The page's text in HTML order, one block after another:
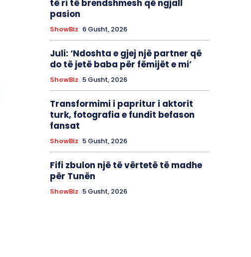
të ri të brendshmesh që ngjall
pasion
ShowBiz 6 Gusht, 2026
Juli: ‘Ndoshta e gjej një partner që
do të jetë baba për fëmijët e mi’
ShowBiz 5 Gusht, 2026
Transformimi i papritur i aktorit
turk, fotografia e fundit befason
fansat
ShowBiz 5 Gusht, 2026
Fifi zbulon një të vërtetë të madhe
për Tunën
ShowBiz 5 Gusht, 2026